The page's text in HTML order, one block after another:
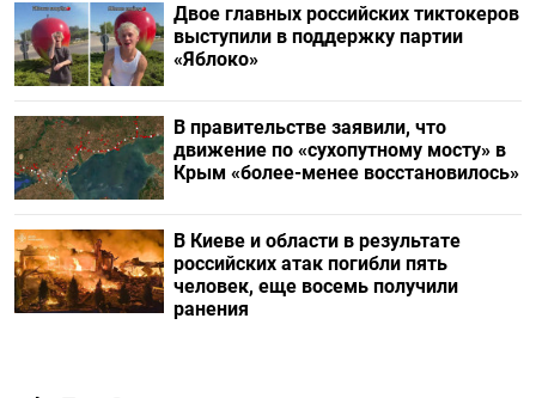
Двое главных российских тиктокеров
выступили в поддержку партии
«Яблоко»
В правительстве заявили, что
движение по «сухопутному мосту» в
Крым «более-менее восстановилось»
В Киеве и области в результате
российских атак погибли пять
человек, еще восемь получили
ранения